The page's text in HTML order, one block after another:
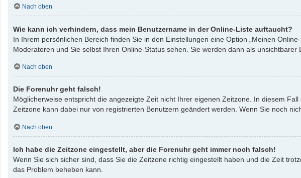
Nach oben
Wie kann ich verhindern, dass mein Benutzername in der Online-Liste auftaucht?
In Ihrem persönlichen Bereich finden Sie in den Einstellungen eine Option „Meinen
Moderatoren und Sie selbst Ihren Online-Status sehen. Sie werden dann als unsichtbarer
Nach oben
Die Forenuhr geht falsch!
Möglicherweise entspricht die angezeigte Zeit nicht Ihrer eigenen Zeitzone. In diesem
Zeitzone kann dabei nur von registrierten Benutzern geändert werden. Wenn Sie noch
Nach oben
Ich habe die Zeitzone eingestellt, aber die Forenuhr geht immer noch falsch!
Wenn Sie sich sicher sind, dass Sie die Zeitzone richtig eingestellt haben und die Zeit
das Problem beheben kann.